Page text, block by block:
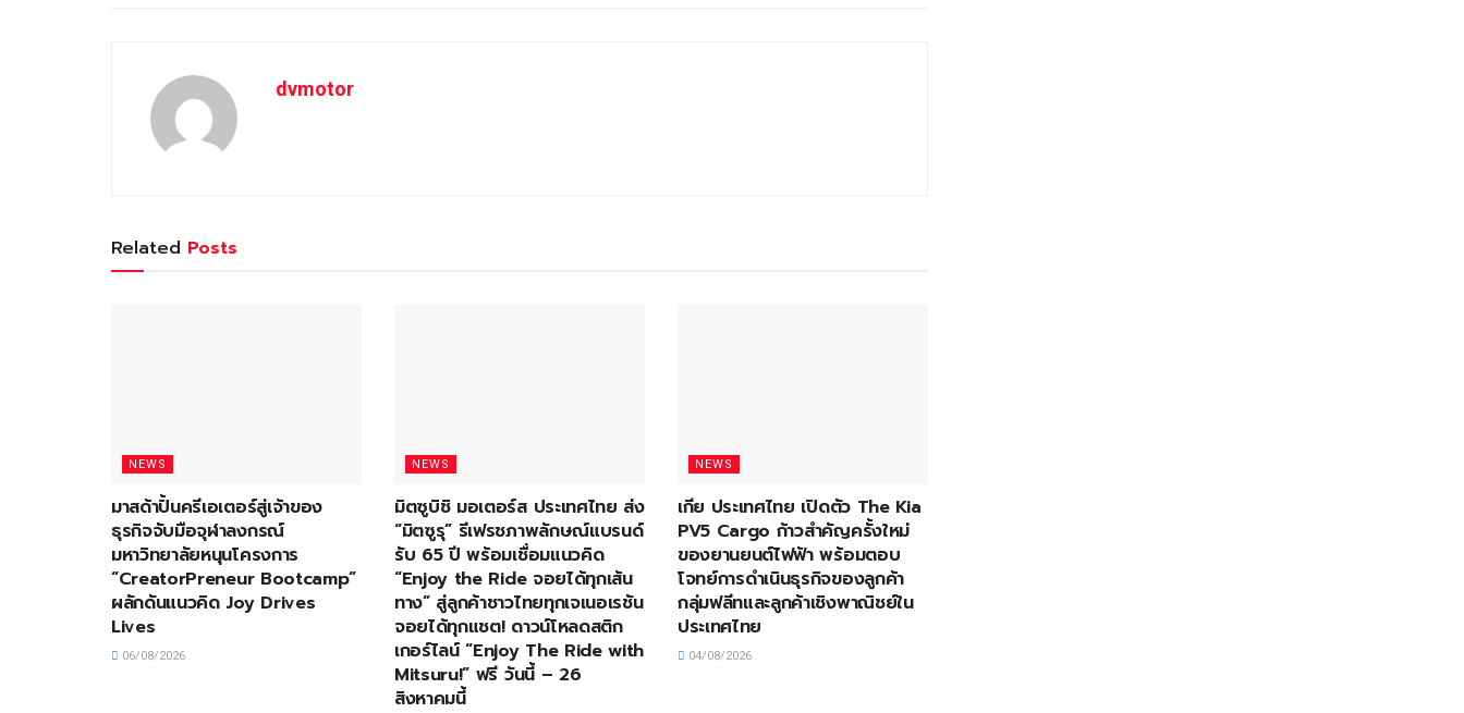
dvmotor
Related Posts
NEWS
มาสด้าปั้นครีเอเตอร์สู่เจ้าของ
ธุรกิจจับมือจุฬาลงกรณ์
มหาวิทยาลัยหนุนโครงการ
“CreatorPreneur Bootcamp”
ผลักดันแนวคิด Joy Drives
Lives
06/08/2026
NEWS
มิตซูบิชิ มอเตอร์ส ประเทศไทย ส่ง
“มิตซูรุ” รีเฟรชภาพลักษณ์แบรนด์
รับ 65 ปี พร้อมเชื่อมแนวคิด
“Enjoy the Ride จอยได้ทุกเส้น
ทาง” สู่ลูกค้าชาวไทยทุกเจเนอเรชัน
จอยได้ทุกแชต! ดาวน์โหลดสติก
เกอร์ไลน์ “Enjoy The Ride with
Mitsuru!” ฟรี วันนี้ – 26
สิงหาคมนี้
NEWS
เกีย ประเทศไทย เปิดตัว The Kia
PV5 Cargo ก้าวสำคัญครั้งใหม่
ของยานยนต์ไฟฟ้า พร้อมตอบ
โจทย์การดำเนินธุรกิจของลูกค้า
กลุ่มฟลีทและลูกค้าเชิงพาณิชย์ใน
ประเทศไทย
04/08/2026